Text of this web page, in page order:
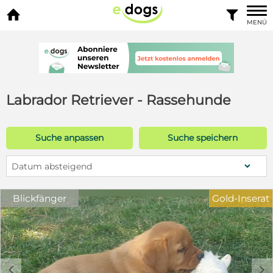
 
MENÜ
Labrador Retriever - Rassehunde
Suche anpassen Suche speichern
Datum absteigend
Blickfänger
c d
Gold-Inserat